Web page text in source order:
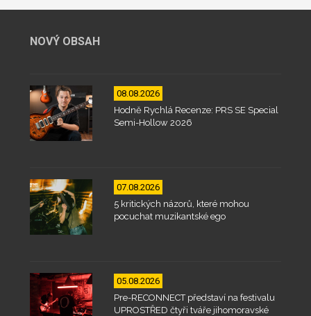
NOVÝ OBSAH
08.08.2026
Hodně Rychlá Recenze: PRS SE Special
Semi-Hollow 2026
07.08.2026
5 kritických názorů, které mohou
pocuchat muzikantské ego
05.08.2026
Pre-RECONNECT představí na festivalu
UPROSTŘED čtyři tváře jihomoravské